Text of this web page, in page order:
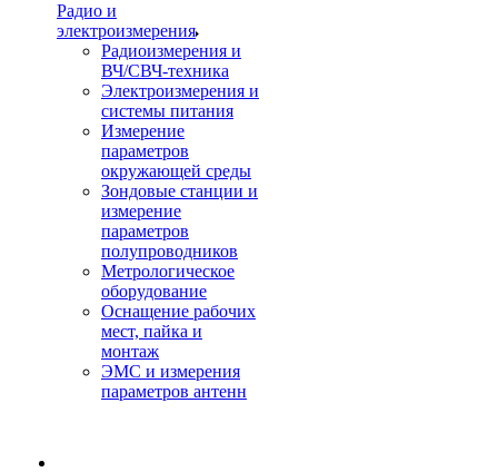
Радио и
электроизмерения
Радиоизмерения и
ВЧ/СВЧ-техника
Электроизмерения и
системы питания
Измерение
параметров
окружающей среды
Зондовые станции и
измерение
параметров
полупроводников
Метрологическое
оборудование
Оснащение рабочих
мест, пайка и
монтаж
ЭМС и измерения
параметров антенн